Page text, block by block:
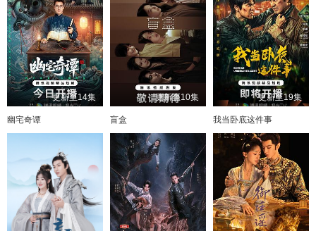
更新至14集
幽宅奇谭
更新至10集
盲盒
更新至19集
我当卧底这件事